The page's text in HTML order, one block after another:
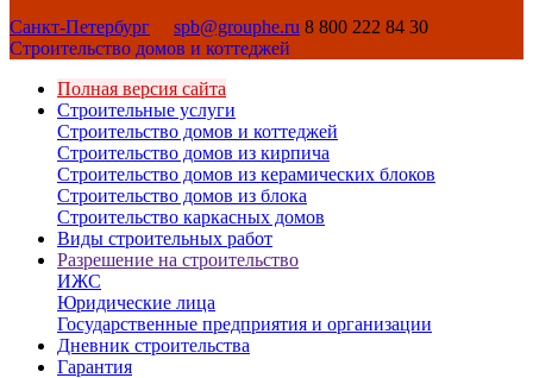
Санкт-Петербург spb@grouphe.ru 8 800 222 84 30
Строительство домов и коттеджей
Полная версия сайта
Строительные услуги
Строительство домов и коттеджей
Строительство домов из кирпича
Строительство домов из керамических блоков
Строительство домов из блока
Строительство каркасных домов
Виды строительных работ
Разрешение на строительство
ИЖС
Юридические лица
Государственные предприятия и организации
Дневник строительства
Гарантия